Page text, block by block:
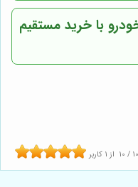
با خرید مستقیم
10 / 10 از 1 کاربر